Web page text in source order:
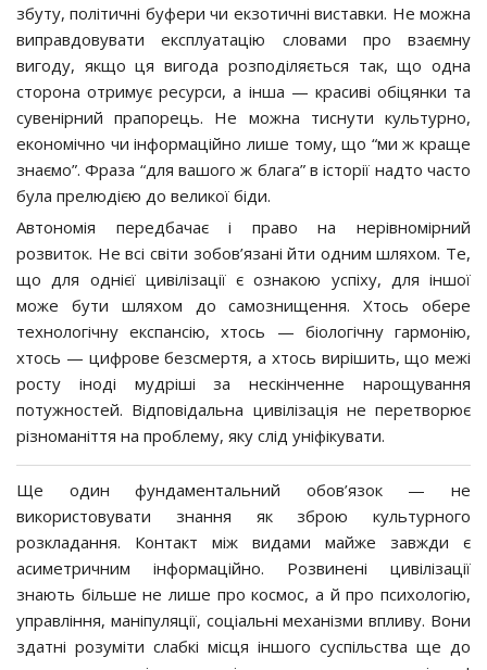
збуту, політичні буфери чи екзотичні виставки. Не можна
виправдовувати експлуатацію словами про взаємну
вигоду, якщо ця вигода розподіляється так, що одна
сторона отримує ресурси, а інша — красиві обіцянки та
сувенірний прапорець. Не можна тиснути культурно,
економічно чи інформаційно лише тому, що “ми ж краще
знаємо”. Фраза “для вашого ж блага” в історії надто часто
була прелюдією до великої біди.
Автономія передбачає і право на нерівномірний
розвиток. Не всі світи зобов’язані йти одним шляхом. Те,
що для однієї цивілізації є ознакою успіху, для іншої
може бути шляхом до самознищення. Хтось обере
технологічну експансію, хтось — біологічну гармонію,
хтось — цифрове безсмертя, а хтось вирішить, що межі
росту іноді мудріші за нескінченне нарощування
потужностей. Відповідальна цивілізація не перетворює
різноманіття на проблему, яку слід уніфікувати.
Ще один фундаментальний обов’язок — не
використовувати знання як зброю культурного
розкладання. Контакт між видами майже завжди є
асиметричним інформаційно. Розвинені цивілізації
знають більше не лише про космос, а й про психологію,
управління, маніпуляції, соціальні механізми впливу. Вони
здатні розуміти слабкі місця іншого суспільства ще до